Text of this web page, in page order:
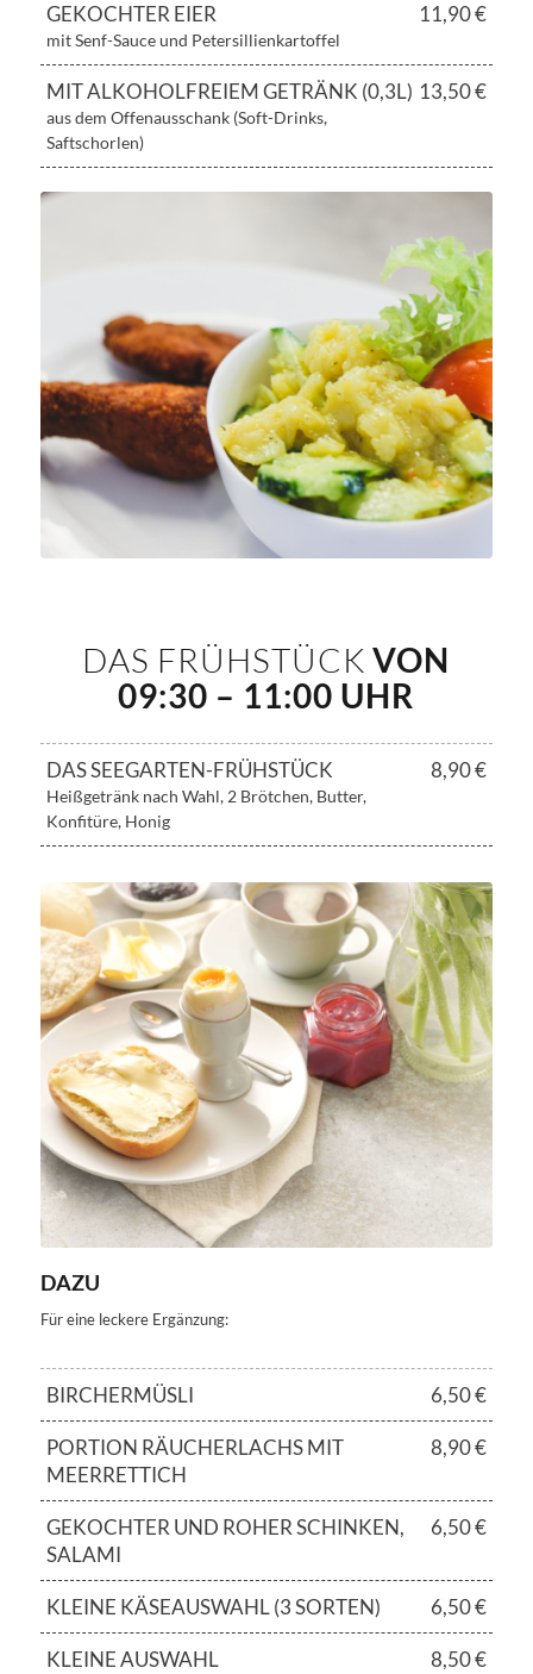
GEKOCHTER EIER 11,90 €
mit Senf-Sauce und Petersillienkartoffel
MIT ALKOHOLFREIEM GETRÄNK (0,3L) 13,50 €
aus dem Offenausschank (Soft-Drinks,
Saftschorlen)
DAS FRÜHSTÜCKVON
09:30 – 11:00 UHR
DAS SEEGARTEN-FRÜHSTÜCK 8,90 €
Heißgetränk nach Wahl, 2 Brötchen, Butter,
Konfitüre, Honig
DAZU
Für eine leckere Ergänzung:
BIRCHERMÜSLI 6,50 €
PORTION RÄUCHERLACHS MIT
MEERRETTICH
8,90 €
GEKOCHTER UND ROHER SCHINKEN,
SALAMI
6,50 €
KLEINE KÄSEAUSWAHL (3 SORTEN) 6,50 €
KLEINE AUSWAHL 8,50 €